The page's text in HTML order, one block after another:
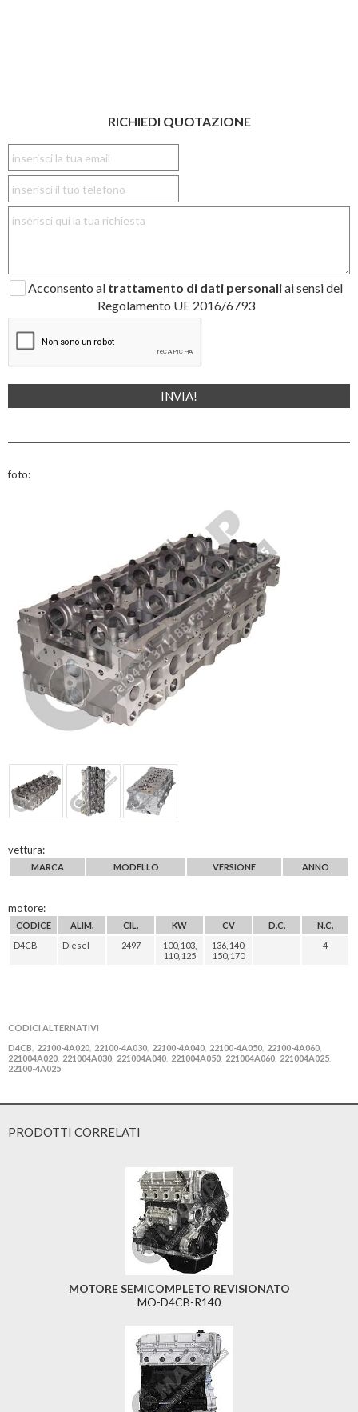
RICHIEDI QUOTAZIONE
Acconsento al trattamento di dati personaliai sensi del
Regolamento UE 2016/6793
foto:
vettura:
MARCA MODELLO VERSIONE ANNO
motore:
CODICE ALIM. CIL. KW CV D.C.
N.C.
D4CB
Diesel 2497
100, 103,
110, 125
136, 140,
150, 170
4
CODICI ALTERNATIVI
D4CB
22100-4A020 22100-4A030 22100-4A040 22100-4A050 22100-4A060
221004A020 221004A030 221004A040 221004A050 221004A060 221004A025
22100-4A025
PRODOTTI CORRELATI
MOTORE SEMICOMPLETO REVISIONATO
MO-D4CB-R140